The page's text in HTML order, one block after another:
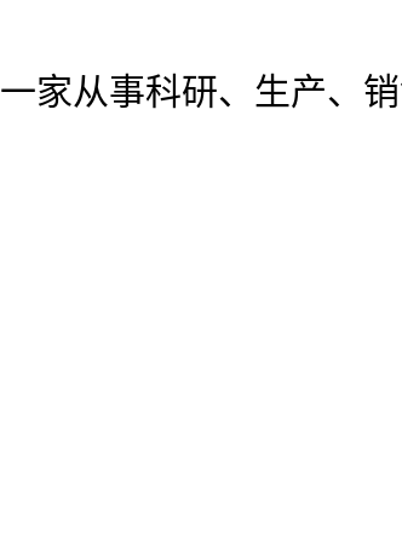
一家从事科研、生产、